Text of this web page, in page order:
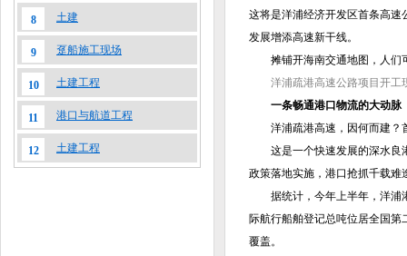
8 土建
9 趸船施工现场
10 土建工程
11 港口与航道工程
12 土建工程
这将是洋浦经济开发区首条高速
发展增添高速新干线。
摊铺开海南交通地图，人们可
洋浦疏港高速公路项目开工
一条畅通港口物流的大动脉
洋浦疏港高速，因何而建？
这是一个快速发展的深水良港
政策落地实施，港口抢抓千载难
据统计，今年上半年，洋浦港
际航行船舶登记总吨位居全国
覆盖。